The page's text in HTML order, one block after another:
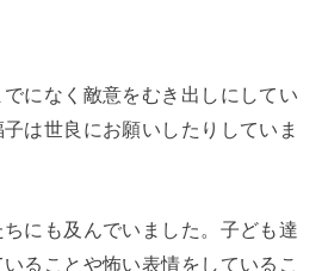
になく敵意をむき出しにしてい
は世良にお願いしたりしていま
にも及んでいました。子ども達
ることや怖い表情をしているこ